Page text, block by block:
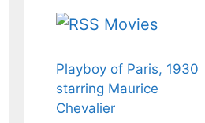
Movies
Playboy of Paris, 1930
starring Maurice
Chevalier